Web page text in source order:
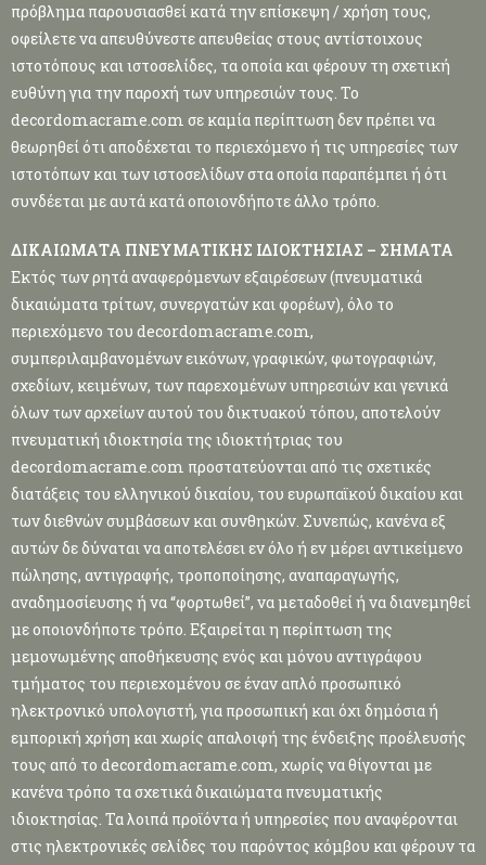
πρόβλημα παρουσιασθεί κατά την επίσκεψη / χρήση τους,
οφείλετε να απευθύνεστε απευθείας στους αντίστοιχους
ιστοτόπους και ιστοσελίδες, τα οποία και φέρουν τη σχετική
ευθύνη για την παροχή των υπηρεσιών τους. Το
decordomacrame.com σε καμία περίπτωση δεν πρέπει να
θεωρηθεί ότι αποδέχεται το περιεχόμενο ή τις υπηρεσίες των
ιστοτόπων και των ιστοσελίδων στα οποία παραπέμπει ή ότι
συνδέεται με αυτά κατά οποιονδήποτε άλλο τρόπο.
ΔΙΚΑΙΩΜΑΤΑ ΠΝΕΥΜΑΤΙΚΗΣ ΙΔΙΟΚΤΗΣΙΑΣ – ΣΗΜΑΤΑ
Εκτός των ρητά αναφερόμενων εξαιρέσεων (πνευματικά
δικαιώματα τρίτων, συνεργατών και φορέων), όλο το
περιεχόμενο του decordomacrame.com,
συμπεριλαμβανομένων εικόνων, γραφικών, φωτογραφιών,
σχεδίων, κειμένων, των παρεχομένων υπηρεσιών και γενικά
όλων των αρχείων αυτού του δικτυακού τόπου, αποτελούν
πνευματική ιδιοκτησία της ιδιοκτήτριας του
decordomacrame.com προστατεύονται από τις σχετικές
διατάξεις του ελληνικού δικαίου, του ευρωπαϊκού δικαίου και
των διεθνών συμβάσεων και συνθηκών. Συνεπώς, κανένα εξ
αυτών δε δύναται να αποτελέσει εν όλο ή εν μέρει αντικείμενο
πώλησης, αντιγραφής, τροποποίησης, αναπαραγωγής,
αναδημοσίευσης ή να “φορτωθεί”, να μεταδοθεί ή να διανεμηθεί
με οποιονδήποτε τρόπο. Εξαιρείται η περίπτωση της
μεμονωμένης αποθήκευσης ενός και μόνου αντιγράφου
τμήματος του περιεχομένου σε έναν απλό προσωπικό
ηλεκτρονικό υπολογιστή, για προσωπική και όχι δημόσια ή
εμπορική χρήση και χωρίς απαλοιφή της ένδειξης προέλευσής
τους από το decordomacrame.com, χωρίς να θίγονται με
κανένα τρόπο τα σχετικά δικαιώματα πνευματικής
ιδιοκτησίας. Τα λοιπά προϊόντα ή υπηρεσίες που αναφέρονται
στις ηλεκτρονικές σελίδες του παρόντος κόμβου και φέρουν τα